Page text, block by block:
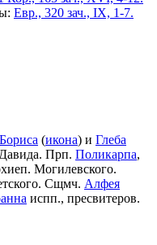
Евр., 320 зач., IX, 1-7.
Бориса (икона) и Глеба
Прп. Поликарпа,
Могилевского.
Сщмч. Алфея
испп., пресвитеров.